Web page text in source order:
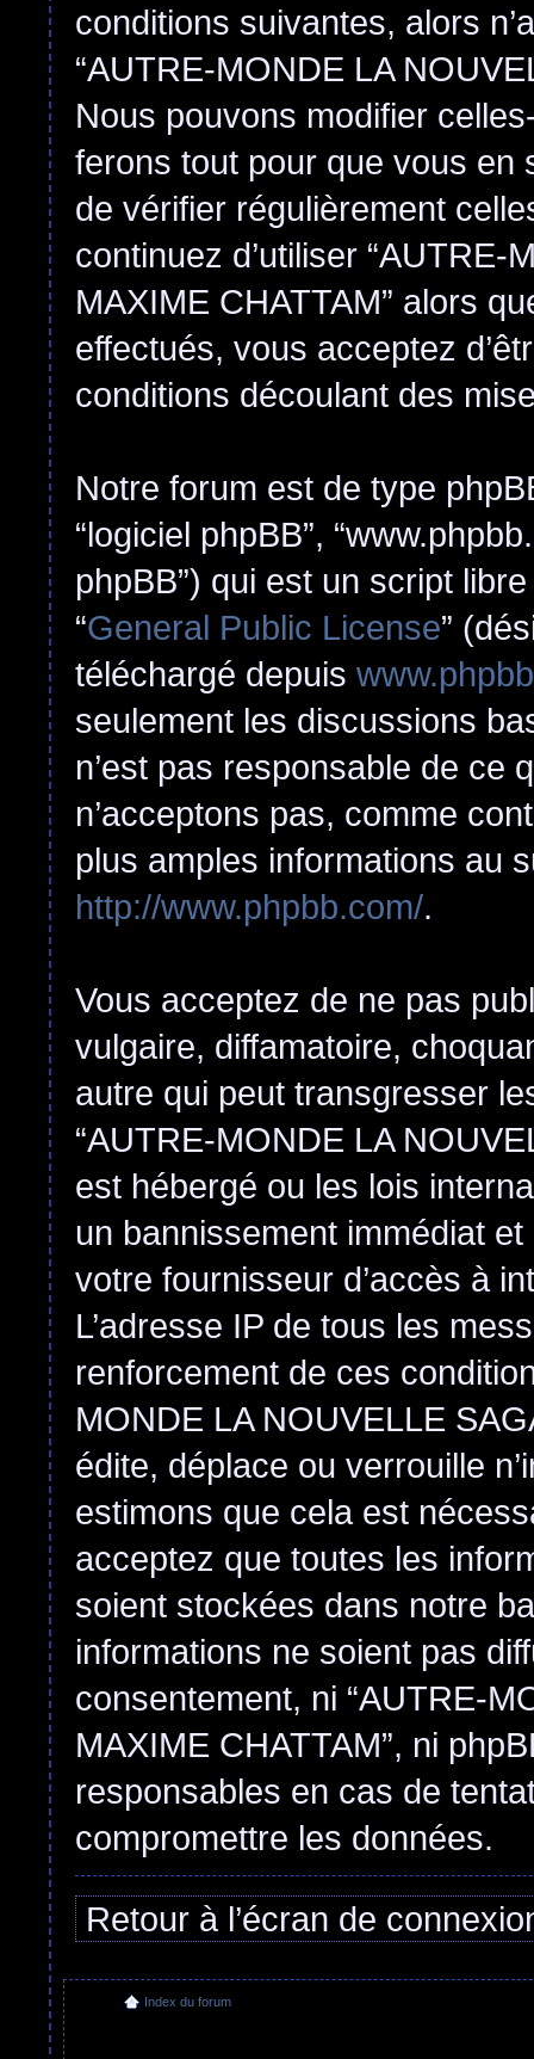
conditions suivantes, alors
“AUTRE-MONDE LA
Nous pouvons modifier
ferons tout pour que vous en
de vérifier régulièrement
continuez d’utiliser “AUTRE-
MAXIME CHATTAM” alors
effectués, vous acceptez
conditions découlant des
Notre forum est de type
“logiciel phpBB”,
phpBB”) qui est un script
“General Public License”
téléchargé depuis
seulement les discussions
n’est pas responsable de ce
n’acceptons pas, comme
plus amples informations au
http://www.phpbb.com/.
Vous acceptez de ne pas
vulgaire, diffamatoire,
autre qui peut transgresser
“AUTRE-MONDE LA
est hébergé ou les lois
un bannissement immédiat
votre fournisseur d’accès à
L’adresse IP de tous les
renforcement de ces
MONDE LA NOUVELLE
édite, déplace ou verrouille
estimons que cela est
acceptez que toutes les
soient stockées dans notre
informations ne soient pas
consentement, ni “AUTRE-
MAXIME CHATTAM”, ni
responsables en cas de
compromettre les données.
Retour à l’écran de
Index du forum